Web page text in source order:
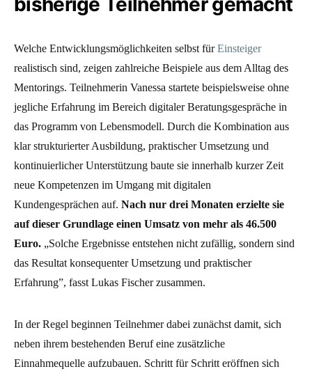
Welche Entwicklungsmöglichkeiten selbst fürEinsteiger
realistisch sind, zeigen zahlreiche Beispiele aus dem Alltag des
Mentorings. Teilnehmerin Vanessa startete beispielsweise ohne
jegliche Erfahrung im Bereich digitaler Beratungsgespräche in
das Programm von Lebensmodell. Durch die Kombination aus
klar strukturierter Ausbildung, praktischer Umsetzung und
kontinuierlicher Unterstützung baute sie innerhalb kurzer Zeit
neue Kompetenzen im Umgang mit digitalen
Kundengesprächen auf. Nach nur drei Monaten erzielte sie
auf dieser Grundlage einen Umsatz von mehr als 46.500
Euro. „Solche Ergebnisse entstehen nicht zufällig, sondern sind
das Resultat konsequenter Umsetzung und praktischer
Erfahrung”, fasst Lukas Fischer zusammen.
In der Regel beginnen Teilnehmer dabei zunächst damit, sich
neben ihrem bestehenden Beruf eine zusätzliche
Einnahmequelle aufzubauen. Schritt für Schritt eröffnen sich